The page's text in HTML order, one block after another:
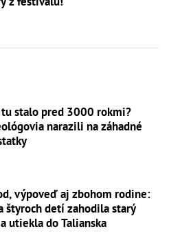
tu stalo pred 3000 rokmi?
narazili na záhadné
výpoveď aj zbohom rodine:
štyroch detí zahodila starý
utiekla do Talianska